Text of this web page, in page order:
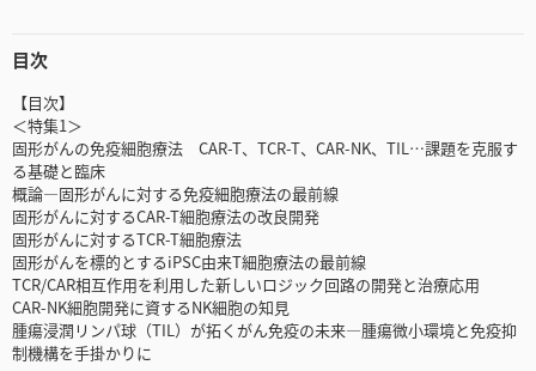
目次
【目次】
＜特集1＞
固形がんの免疫細胞療法 CAR-T、TCR-T、CAR-NK、TIL…課題を克服す
る基礎と臨床
概論―固形がんに対する免疫細胞療法の最前線
固形がんに対するCAR-T細胞療法の改良開発
固形がんに対するTCR-T細胞療法
固形がんを標的とするiPSC由来T細胞療法の最前線
TCR/CAR相互作用を利用した新しいロジック回路の開発と治療応用
CAR-NK細胞開発に資するNK細胞の知見
腫瘍浸潤リンパ球（TIL）が拓くがん免疫の未来―腫瘍微小環境と免疫抑
制機構を手掛かりに